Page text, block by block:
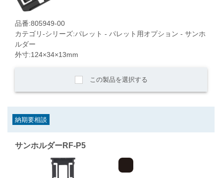
品番:805949-00
カテゴリ-シリーズ:パレット - パレット用オプション - サンホ
ルダー
外寸:124×34×13mm
この製品を選択する
納期要相談
サンホルダーRF-P5